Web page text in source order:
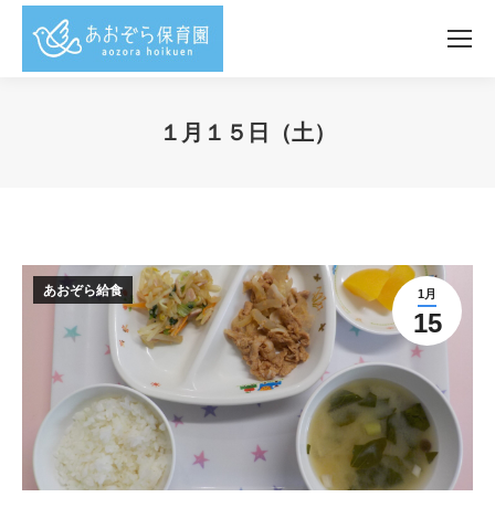
１月１５日（土）
1月
15
あおぞら給食